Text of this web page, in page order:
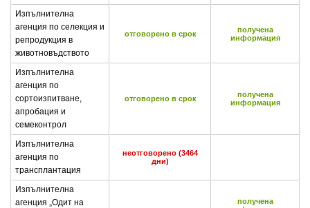
Изпълнителна
агенция по селекция и
репродукция в
животновъдството
отговорено в срок
получена
информация
Изпълнителна
агенция по
сортоизпитване,
апробация и
семеконтрол
отговорено в срок
получена
информация
Изпълнителна
агенция по
трансплантация
неотговорено (3464
дни)
Изпълнителна
агенция „Одит на
получена